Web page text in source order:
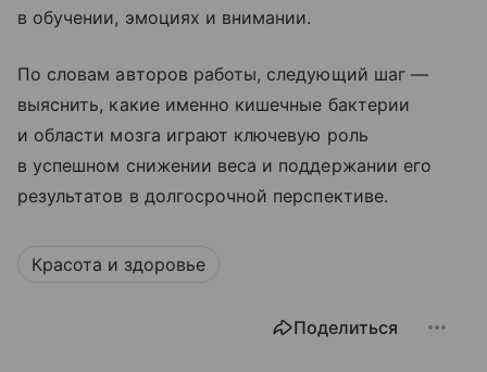
в обучении, эмоциях и внимании.
По словам авторов работы, следующий шаг —
выяснить, какие именно кишечные бактерии
и области мозга играют ключевую роль
в успешном снижении веса и поддержании его
результатов в долгосрочной перспективе.
Красота и здоровье
Поделиться